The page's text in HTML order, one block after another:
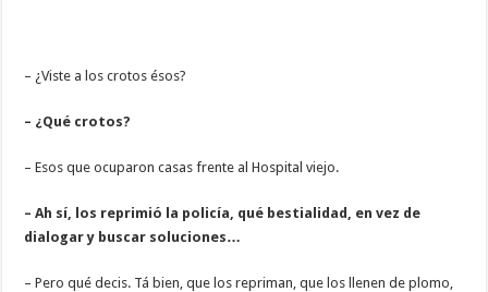
– ¿Viste a los crotos ésos?
– ¿Qué crotos?
– Esos que ocuparon casas frente al Hospital viejo.
– Ah sí, los reprimió la policía, qué bestialidad, en vez de
dialogar y buscar soluciones…
– Pero qué decis. Tá bien, que los repriman, que los llenen de plomo,